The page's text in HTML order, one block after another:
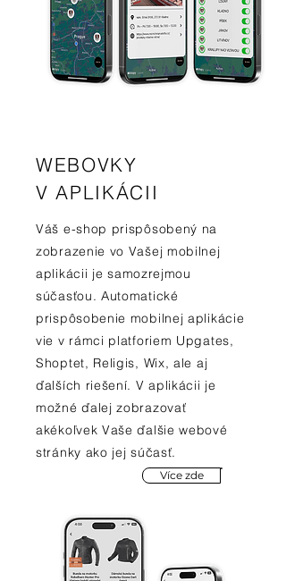
WEBOVKY
V APLIKÁCII
Váš e-shop prispôsobený na
zobrazenie vo Vašej mobilnej
aplikácii je samozrejmou
súčasťou. Automatické
prispôsobenie mobilnej aplikácie
vie v rámci platforiem Upgates,
Shoptet, Religis, Wix, ale aj
ďalších riešení. V aplikácii je
možné ďalej zobrazovať
akékoľvek Vaše ďalšie webové
stránky ako jej súčasť.
Více zde